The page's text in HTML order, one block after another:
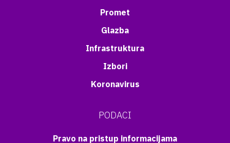
Promet
Glazba
Infrastruktura
Izbori
Koronavirus
PODACI
Pravo na pristup informacijama